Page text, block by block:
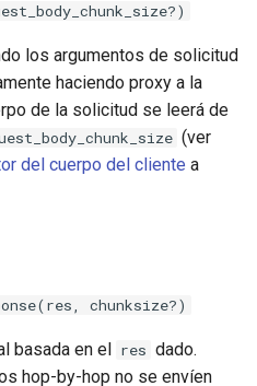
los argumentos de solicitud
haciendo proxy a la
de la solicitud se leerá de
(ver
del cuerpo del cliente a
chunksize?)
basada en el res dado.
hop-by-hop no se envíen